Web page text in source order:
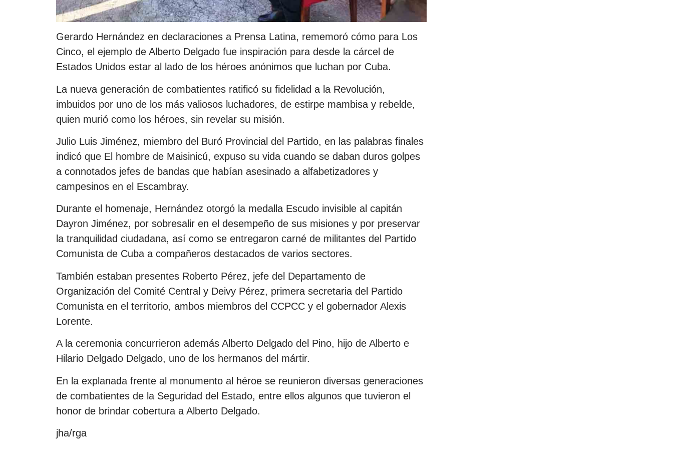
Gerardo Hernández en declaraciones a Prensa Latina, rememoró cómo para Los
Cinco, el ejemplo de Alberto Delgado fue inspiración para desde la cárcel de
Estados Unidos estar al lado de los héroes anónimos que luchan por Cuba.
La nueva generación de combatientes ratificó su fidelidad a la Revolución,
imbuidos por uno de los más valiosos luchadores, de estirpe mambisa y rebelde,
quien murió como los héroes, sin revelar su misión.
Julio Luis Jiménez, miembro del Buró Provincial del Partido, en las palabras finales
indicó que El hombre de Maisinicú, expuso su vida cuando se daban duros golpes
a connotados jefes de bandas que habían asesinado a alfabetizadores y
campesinos en el Escambray.
Durante el homenaje, Hernández otorgó la medalla Escudo invisible al capitán
Dayron Jiménez, por sobresalir en el desempeño de sus misiones y por preservar
la tranquilidad ciudadana, así como se entregaron carné de militantes del Partido
Comunista de Cuba a compañeros destacados de varios sectores.
También estaban presentes Roberto Pérez, jefe del Departamento de
Organización del Comité Central y Deivy Pérez, primera secretaria del Partido
Comunista en el territorio, ambos miembros del CCPCC y el gobernador Alexis
Lorente.
A la ceremonia concurrieron además Alberto Delgado del Pino, hijo de Alberto e
Hilario Delgado Delgado, uno de los hermanos del mártir.
En la explanada frente al monumento al héroe se reunieron diversas generaciones
de combatientes de la Seguridad del Estado, entre ellos algunos que tuvieron el
honor de brindar cobertura a Alberto Delgado.
jha/rga